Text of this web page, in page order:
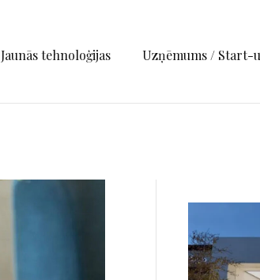
Jaunās tehnoloģijas Uzņēmums / Start-